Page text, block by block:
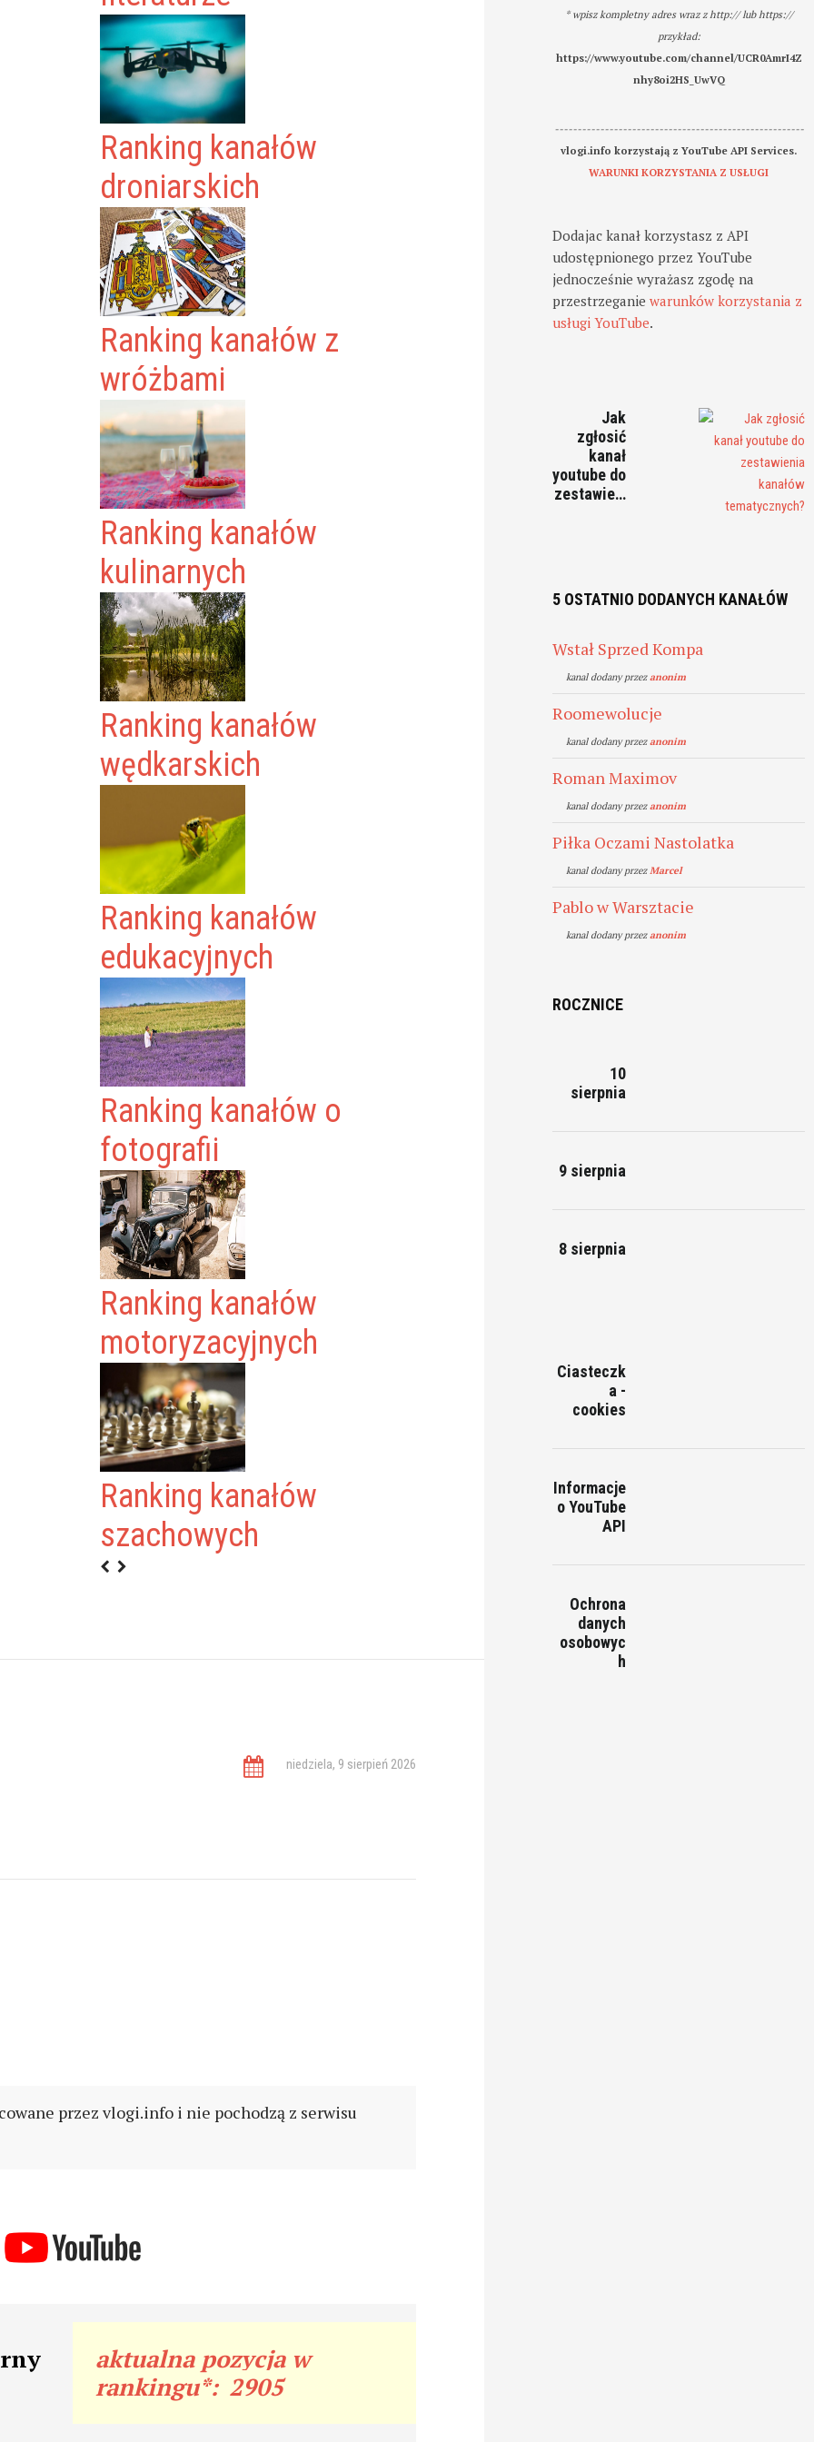
Ranking kanałów
droniarskich
Ranking kanałów z
wróżbami
Ranking kanałów
kulinarnych
Ranking kanałów
wędkarskich
Ranking kanałów
edukacyjnych
Ranking kanałów o
fotografii
Ranking kanałów
motoryzacyjnych
Ranking kanałów
szachowych
niedziela, 9 sierpień 2026
przez vlogi.info i nie pochodzą z serwisu
aktualna pozycja w
rankingu*: 2905
* wpisz kompletny adres wraz z http:// lub https://
przykład:
https://www.youtube.com/channel/UCR0AmrI4Z
nhy8oi2HS_UwVQ
-------------------------------------------------------
vlogi.info korzystają z YouTube API Services.
WARUNKI KORZYSTANIA Z USŁUGI
Dodajac kanał korzystasz z API
udostępnionego przez YouTube
jednocześnie wyrażasz zgodę na
przestrzeganiewarunków korzystania z
usługi YouTube.
Jak
zgłosić
kanał
youtube do
zestawie…
5 OSTATNIO DODANYCH KANAŁÓW
Wstał Sprzed Kompa
kanal dodany przezanonim
Roomewolucje
kanal dodany przezanonim
Roman Maximov
kanal dodany przezanonim
Piłka Oczami Nastolatka
kanal dodany przezMarcel
Pablo w Warsztacie
kanal dodany przezanonim
ROCZNICE
10
sierpnia
9 sierpnia
8 sierpnia
Ciasteczk
a -
cookies
Informacje
o YouTube
API
Ochrona
danych
osobowyc
h